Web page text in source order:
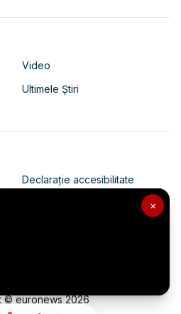
×
Video
Ultimele Știri
Declarație accesibilitate
Politica de confidențialitate
© euronews2026